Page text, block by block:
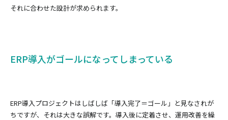
それに合わせた設計が求められます。
ERP導入がゴールになってしまっている
ERP導入プロジェクトはしばしば「導入完了＝ゴール」と見なされが
ちですが、それは大きな誤解です。導入後に定着させ、運用改善を繰